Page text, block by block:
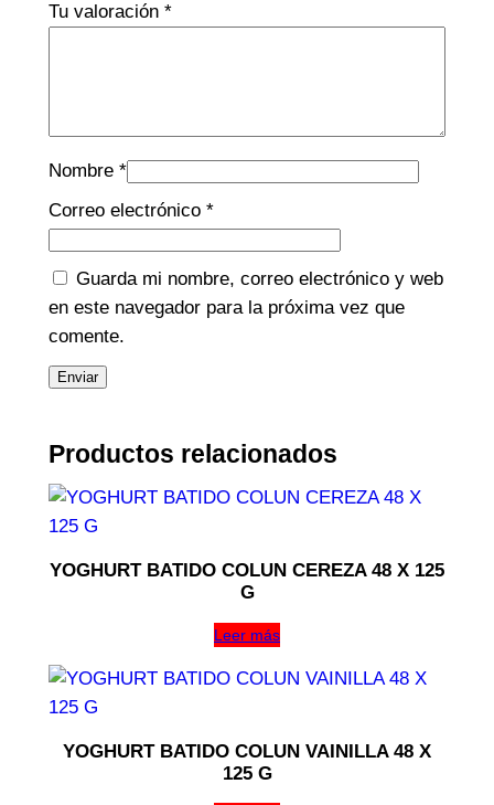
Tu valoración *
Nombre *
Correo electrónico *
Guarda mi nombre, correo electrónico y web
en este navegador para la próxima vez que
comente.
Productos relacionados
YOGHURT BATIDO COLUN CEREZA 48 X 125
G
Leer más
YOGHURT BATIDO COLUN VAINILLA 48 X
125 G